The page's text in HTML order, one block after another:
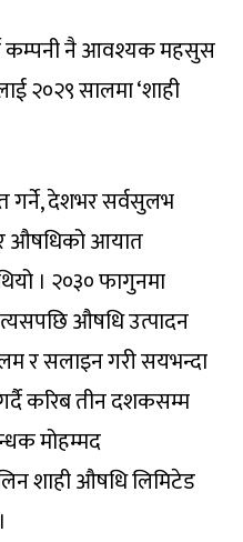
कम्पनी नै आवश्यक महसुस
२०२९ सालमा ‘शाही
गर्ने, देशभर सर्वसुलभ
औषधिको आयात
। २०३० फागुनमा
औषधि उत्पादन
र सलाइन गरी सयभन्दा
करिब तीन दशकसम्म
मोहम्मद
शाही औषधि लिमिटेड